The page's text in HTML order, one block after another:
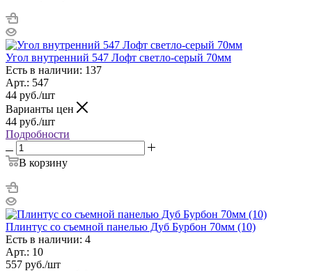
Угол внутренний 547 Лофт светло-серый 70мм
Есть в наличии: 137
Арт.: 547
44 руб./шт
Варианты цен
44 руб./шт
Подробности
В корзину
Плинтус со съемной панелью Дуб Бурбон 70мм (10)
Есть в наличии: 4
Арт.: 10
557 руб./шт